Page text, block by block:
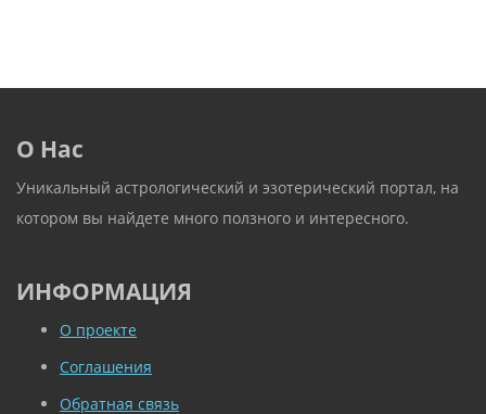
О Нас
Уникальный астрологический и эзотерический портал, на
котором вы найдете много ползного и интересного.
ИНФОРМАЦИЯ
О проекте
Соглашения
Обратная связь